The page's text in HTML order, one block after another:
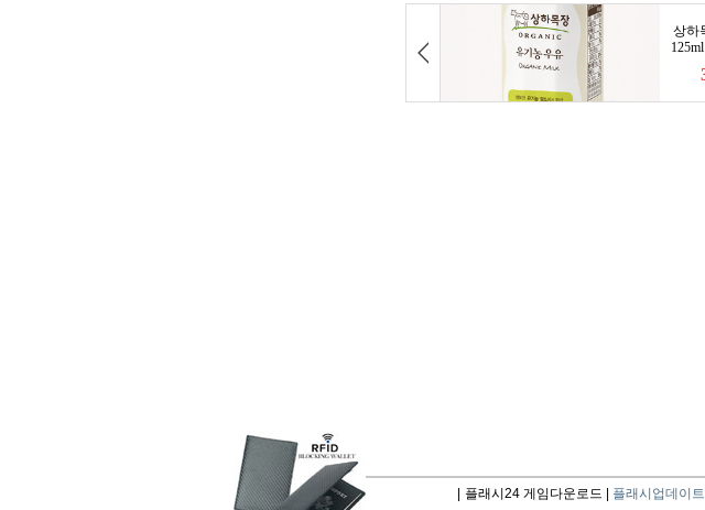
플래시24 게임다운로드 | 플래시업데이트